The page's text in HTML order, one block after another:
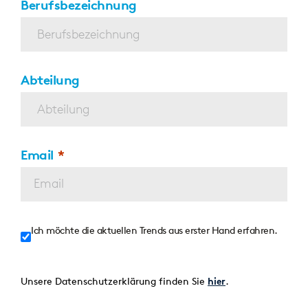
Berufsbezeichnung
Abteilung
Email
Ich möchte die aktuellen Trends aus erster Hand erfahren.
Unsere Datenschutzerklärung finden Sie hier.